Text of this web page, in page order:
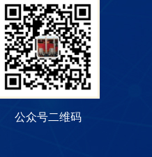
公众号二维码